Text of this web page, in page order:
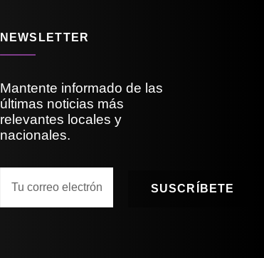
NEWSLETTER
Mantente informado de las
últimas noticias más
relevantes locales y
nacionales.
SUSCRÍBETE